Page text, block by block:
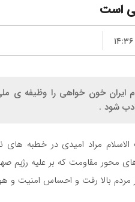
است
خون خواهی را وظیفه ی
شود .
مراد امیدی در خطبه های
مقاومت که بر علیه رژیم
مردم بالا رفت و احساس امنیت و